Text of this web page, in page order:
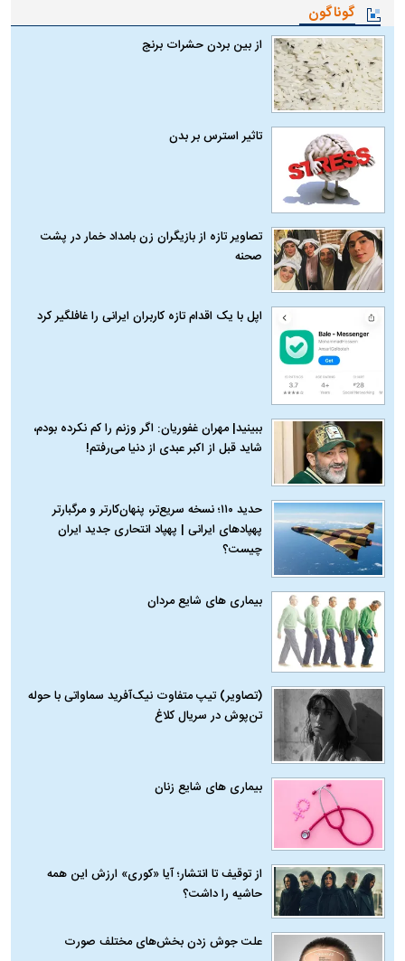
گوناگون
از بین بردن حشرات برنج
تاثیر استرس بر بدن
تصاویر تازه از بازیگران زن بامداد خمار در پشت
صحنه
اپل با یک اقدام تازه کاربران ایرانی را غافلگیر کرد
ببینید| مهران غفوریان: اگر وزنم را کم نکرده بودم،
شاید قبل از اکبر عبدی از دنیا می‌رفتم!
حدید ۱۱۰؛ نسخه سریع‌تر، پنهان‌کارتر و مرگبارتر
پهپادهای ایرانی | پهپاد انتحاری جدید ایران
چیست؟
بیماری‌ های شایع مردان
(تصاویر) تیپ متفاوت نیک‌آفرید سماواتی با حوله
تن‌پوش در سریال کلاغ
بیماری‌ های شایع زنان
از توقیف تا انتشار؛ آیا «کوری» ارزش این همه
حاشیه را داشت؟
علت جوش زدن بخش‌های مختلف صورت